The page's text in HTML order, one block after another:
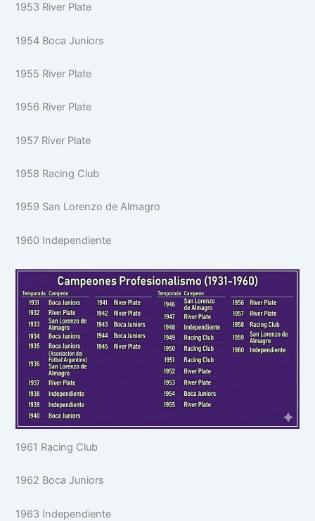
1953 River Plate
1954 Boca Juniors
1955 River Plate
1956 River Plate
1957 River Plate
1958 Racing Club
1959 San Lorenzo de Almagro
1960 Independiente
1961 Racing Club
1962 Boca Juniors
1963 Independiente